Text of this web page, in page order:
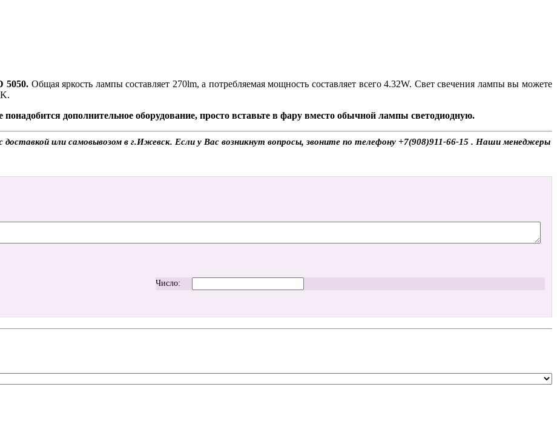
5050.Общая яркость лампы составляет 270lm, а потребляемая мощность составляет всего 4.32W. Свет свечения лампы вы можете
дополнительное оборудование, просто вставьте в фару вместо обычной лампы светодиодную.
или самовывозом в г.Ижевск. Если у Вас возникнут вопросы, звоните по телефону +7(908)911-66-15 . Наши менеджеры
Число: